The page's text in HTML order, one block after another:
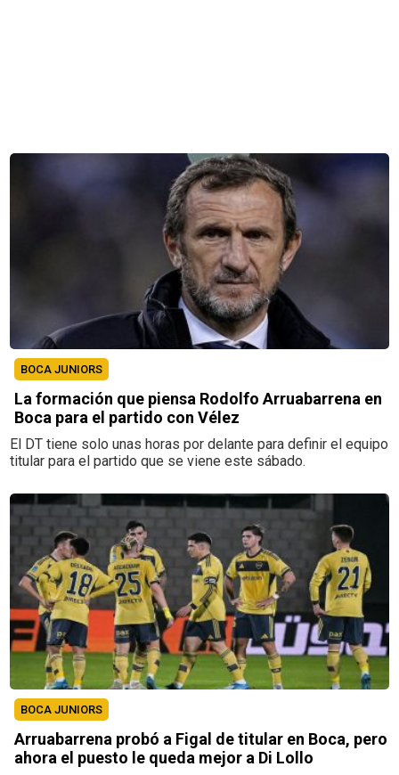
BOCA JUNIORS
La formación que piensa Rodolfo Arruabarrena en
Boca para el partido con Vélez
El DT tiene solo unas horas por delante para definir el equipo
titular para el partido que se viene este sábado.
BOCA JUNIORS
Arruabarrena probó a Figal de titular en Boca, pero
ahora el puesto le queda mejor a Di Lollo